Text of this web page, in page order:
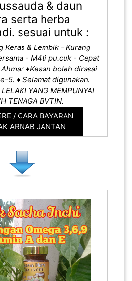
& daun
serta herba
sesuai untuk :
Keras & Lembik - Kurang
- M4ti pu.cuk - Cepat
♦️Kesan boleh dirasai
5. ♦️ Selamat digunakan.
YANG MEMPUNYAI
TENAGA BVTIN.
/ CARA BAYARAN
ARNAB JANTAN